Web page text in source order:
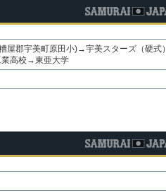
屋郡宇美町原田小)→宇美スターズ（硬式）
高校→東亜大学